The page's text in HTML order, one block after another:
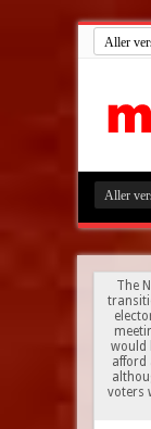
The
would
afford
voters